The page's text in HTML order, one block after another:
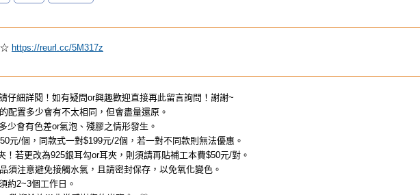
☆ https://reurl.cc/5M317z
仔細詳閱！如有疑問or興趣歡迎直接再此留言詢問！謝謝~
配置多少會有不太相同，但會盡量還原。
少會有色差or氣泡、殘膠之情形發生。
元/個，同款式一對$199元/2個，若一對不同款則無法優惠。
若更改為925銀耳勾or耳夾，則須請再貼補工本費$50元/對。
須注意避免接觸水氣，且請密封保存，以免氧化變色。
約2~3個工作日。